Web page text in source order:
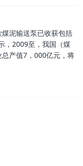
泥输送泵已收获包括
，2009至，我国（煤
产值7，000亿元，将